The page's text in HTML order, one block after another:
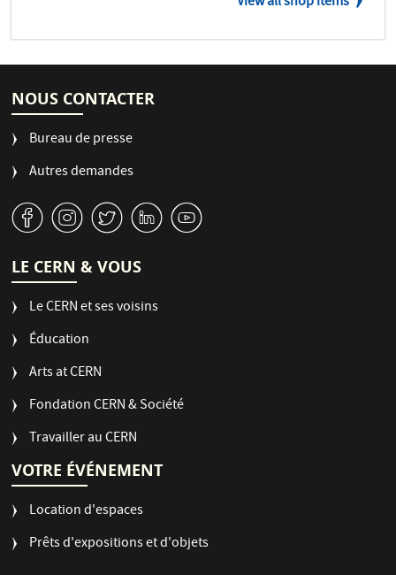
NOUS CONTACTER
Bureau de presse
Autres demandes
v J W M 1
LE CERN & VOUS
Le CERN et ses voisins
Éducation
Arts at CERN
Fondation CERN & Société
Travailler au CERN
VOTRE ÉVÉNEMENT
Location d'espaces
Prêts d'expositions et d'objets